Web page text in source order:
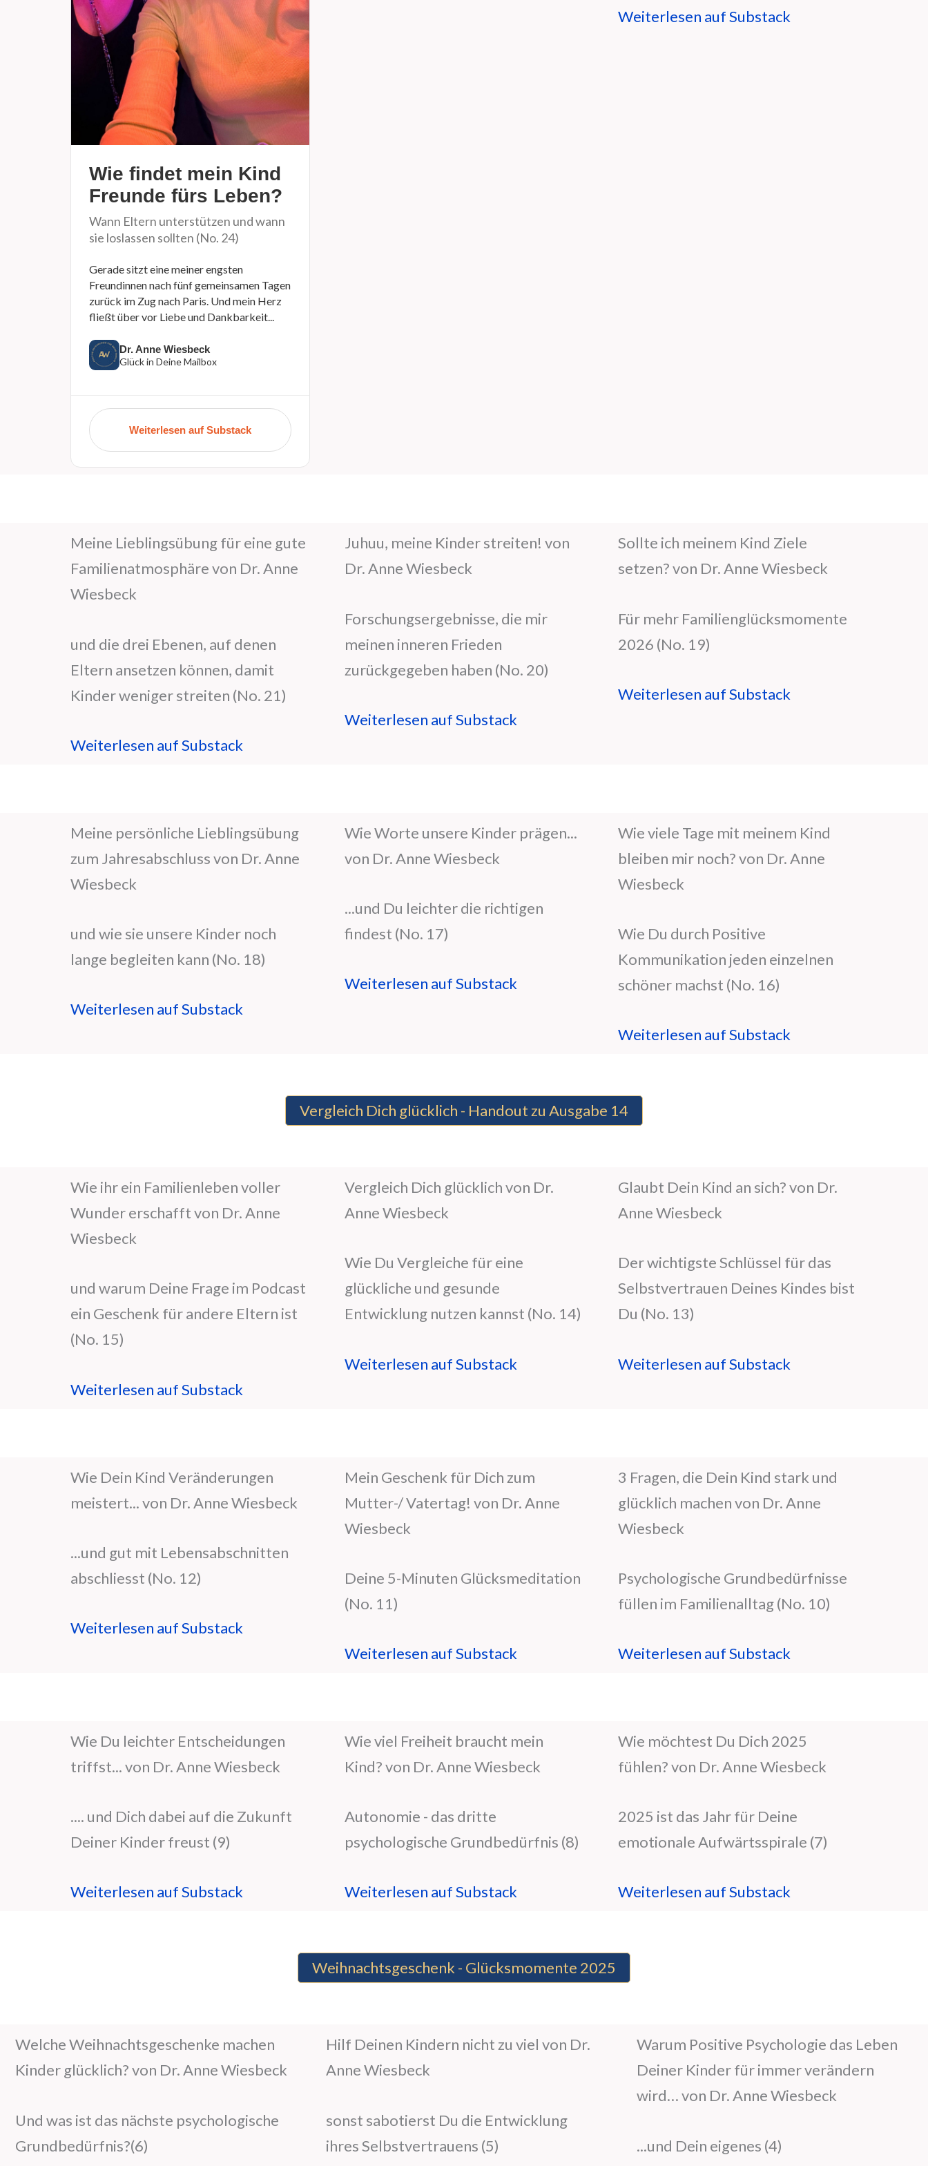
Wie findet mein Kind
Freunde fürs Leben?
Wann Eltern unterstützen und wann
sie loslassen sollten (No. 24)
Gerade sitzt eine meiner engsten
Freundinnen nach fünf gemeinsamen Tagen
zurück im Zug nach Paris. Und mein Herz
fließt über vor Liebe und Dankbarkeit...
Dr. Anne Wiesbeck
Glück in Deine Mailbox
Weiterlesen auf Substack
Weiterlesen auf Substack
Meine Lieblingsübung für eine gute
Familienatmosphäre von Dr. Anne
Wiesbeck
und die drei Ebenen, auf denen
Eltern ansetzen können, damit
Kinder weniger streiten (No. 21)
Weiterlesen auf Substack
Juhuu, meine Kinder streiten! von
Dr. Anne Wiesbeck
Forschungsergebnisse, die mir
meinen inneren Frieden
zurückgegeben haben (No. 20)
Weiterlesen auf Substack
Sollte ich meinem Kind Ziele
setzen? von Dr. Anne Wiesbeck
Für mehr Familienglücksmomente
2026 (No. 19)
Weiterlesen auf Substack
Meine persönliche Lieblingsübung
zum Jahresabschluss von Dr. Anne
Wiesbeck
und wie sie unsere Kinder noch
lange begleiten kann (No. 18)
Weiterlesen auf Substack
Wie Worte unsere Kinder prägen...
von Dr. Anne Wiesbeck
...und Du leichter die richtigen
findest (No. 17)
Weiterlesen auf Substack
Wie viele Tage mit meinem Kind
bleiben mir noch? von Dr. Anne
Wiesbeck
Wie Du durch Positive
Kommunikation jeden einzelnen
schöner machst (No. 16)
Weiterlesen auf Substack
Vergleich Dich glücklich - Handout zu Ausgabe 14
Wie ihr ein Familienleben voller
Wunder erschafft von Dr. Anne
Wiesbeck
und warum Deine Frage im Podcast
ein Geschenk für andere Eltern ist
(No. 15)
Weiterlesen auf Substack
Vergleich Dich glücklich von Dr.
Anne Wiesbeck
Wie Du Vergleiche für eine
glückliche und gesunde
Entwicklung nutzen kannst (No. 14)
Weiterlesen auf Substack
Glaubt Dein Kind an sich? von Dr.
Anne Wiesbeck
Der wichtigste Schlüssel für das
Selbstvertrauen Deines Kindes bist
Du (No. 13)
Weiterlesen auf Substack
Wie Dein Kind Veränderungen
meistert... von Dr. Anne Wiesbeck
...und gut mit Lebensabschnitten
abschliesst (No. 12)
Weiterlesen auf Substack
Mein Geschenk für Dich zum
Mutter-/ Vatertag! von Dr. Anne
Wiesbeck
Deine 5-Minuten Glücksmeditation
(No. 11)
Weiterlesen auf Substack
3 Fragen, die Dein Kind stark und
glücklich machen von Dr. Anne
Wiesbeck
Psychologische Grundbedürfnisse
füllen im Familienalltag (No. 10)
Weiterlesen auf Substack
Wie Du leichter Entscheidungen
triffst... von Dr. Anne Wiesbeck
.... und Dich dabei auf die Zukunft
Deiner Kinder freust (9)
Weiterlesen auf Substack
Wie viel Freiheit braucht mein
Kind? von Dr. Anne Wiesbeck
Autonomie - das dritte
psychologische Grundbedürfnis (8)
Weiterlesen auf Substack
Wie möchtest Du Dich 2025
fühlen? von Dr. Anne Wiesbeck
2025 ist das Jahr für Deine
emotionale Aufwärtsspirale (7)
Weiterlesen auf Substack
Weihnachtsgeschenk - Glücksmomente 2025
Welche Weihnachtsgeschenke machen
Kinder glücklich? von Dr. Anne Wiesbeck
Und was ist das nächste psychologische
Grundbedürfnis?(6)
Hilf Deinen Kindern nicht zu viel von Dr.
Anne Wiesbeck
sonst sabotierst Du die Entwicklung
ihres Selbstvertrauens (5)
Warum Positive Psychologie das Leben
Deiner Kinder für immer verändern
wird… von Dr. Anne Wiesbeck
...und Dein eigenes (4)